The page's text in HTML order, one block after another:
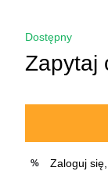
Dostępny
Zapytaj
% Zaloguj się